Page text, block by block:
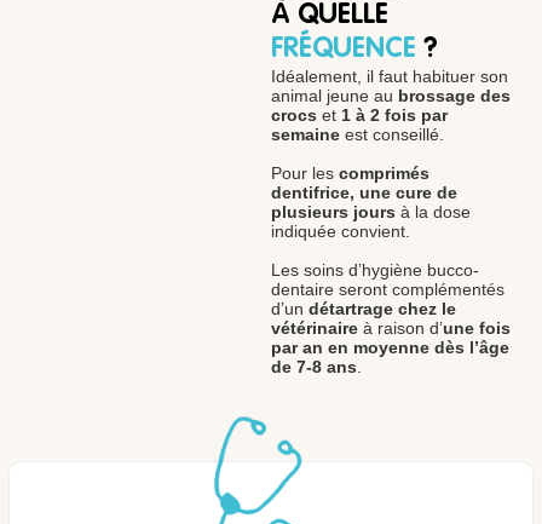
À QUELLE
FRÉQUENCE ?
Idéalement, il faut habituer son
animal jeune au brossage des
crocs et 1 à 2 fois par
semaine est conseillé.
Pour les comprimés
dentifrice, une cure de
plusieurs jours à la dose
indiquée convient.
Les soins d’hygiène bucco-
dentaire seront complémentés
d’un détartrage chez le
vétérinaire à raison d’une fois
par an en moyenne dès l’âge
de 7-8 ans